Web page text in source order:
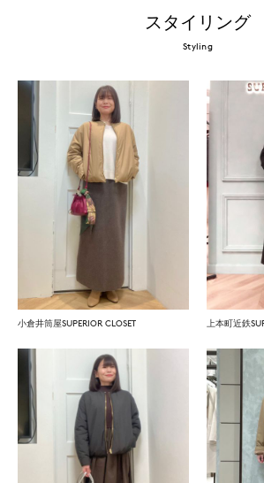
スタイリング
Styling
小倉井筒屋SUPERIOR CLOSET 上本町近鉄